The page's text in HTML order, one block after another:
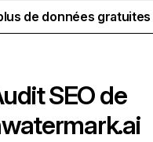
de données
SEO de